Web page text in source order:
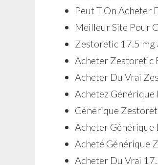
Peut T On Acheter
Meilleur Site Pour
Zestoretic 17.5 mg
Acheter Zestoretic
Acheter Du Vrai
Achetez
Générique
Acheter Générique
Acheté Générique
Acheter Du Vrai